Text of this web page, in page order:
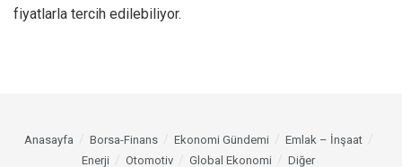
fiyatlarla tercih edilebiliyor.
Anasayfa Borsa-Finans Ekonomi Gündemi
Emlak – İnşaat
Enerji
Otomotiv Global Ekonomi Diğer